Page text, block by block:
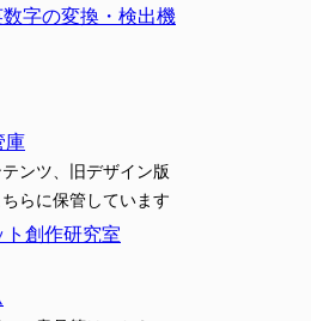
字の変換・検出機
庫
ンツ、旧デザイン版
らに保管しています
ト創作研究室